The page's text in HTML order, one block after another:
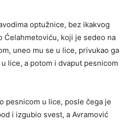
optužnice, bez ikakvog
Ćelahmetoviću, koji je sedeo na
uneo mu se u lice, privukao ga
lice, a potom i dvaput pesnicom
pesnicom u lice, posle čega je
i izgubio svest, a Avramović